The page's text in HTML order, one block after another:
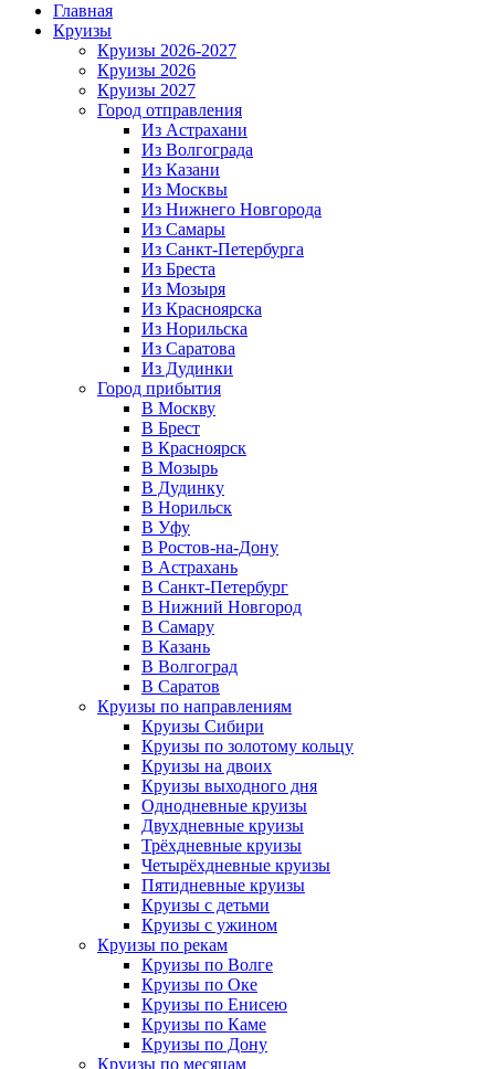
Главная
Круизы
Круизы 2026-2027
Круизы 2026
Круизы 2027
Город отправления
Из Астрахани
Из Волгограда
Из Казани
Из Москвы
Из Нижнего Новгорода
Из Самары
Из Санкт-Петербурга
Из Бреста
Из Мозыря
Из Красноярска
Из Норильска
Из Саратова
Из Дудинки
Город прибытия
В Москву
В Брест
В Красноярск
В Мозырь
В Дудинку
В Норильск
В Уфу
В Ростов-на-Дону
В Астрахань
В Санкт-Петербург
В Нижний Новгород
В Самару
В Казань
В Волгоград
В Саратов
Круизы по направлениям
Круизы Сибири
Круизы по золотому кольцу
Круизы на двоих
Круизы выходного дня
Однодневные круизы
Двухдневные круизы
Трёхдневные круизы
Четырёхдневные круизы
Пятидневные круизы
Круизы с детьми
Круизы с ужином
Круизы по рекам
Круизы по Волге
Круизы по Оке
Круизы по Енисею
Круизы по Каме
Круизы по Дону
Круизы по месяцам